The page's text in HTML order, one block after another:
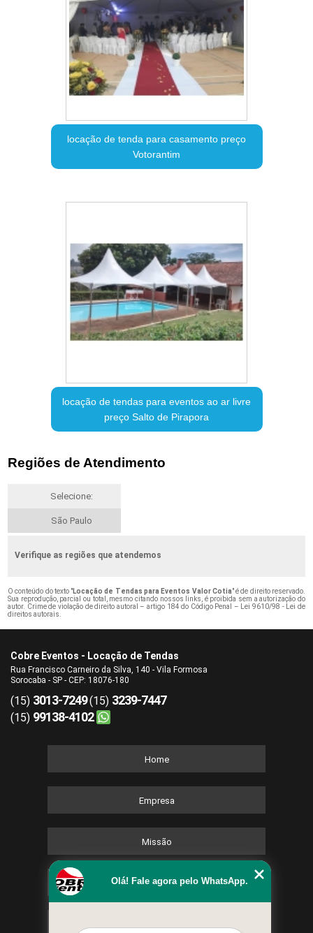
locação de tenda para casamento preço
Votorantim
locação de tendas para eventos ao ar livre
preço Salto de Pirapora
Regiões de Atendimento
Selecione:
São Paulo
Verifique as regiões que atendemos
O conteúdo do texto "Locação de Tendas para Eventos Valor Cotia" é de direito reservado.
Sua reprodução, parcial ou total, mesmo citando nossos links, é proibida sem a autorização do
autor. Crime de violação de direito autoral – artigo 184 do Código Penal –
Lei 9610/98 - Lei de
direitos autorais
Cobre Eventos - Locação de Tendas
Rua Francisco Carneiro da Silva, 140 - Vila Formosa
Sorocaba - SP - CEP: 18076-180
(15) 3013-7249(15) 3239-7447
(15) 99138-4102
Home
Empresa
Missão
Serviços
Olá! Fale agora pelo WhatsApp.